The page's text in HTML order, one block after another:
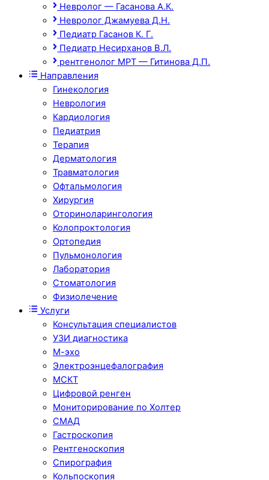
Невролог — Гасанова А.К.
Невролог Джамуева Д.Н.
Педиатр Гасанов К. Г.
Педиатр Несирханов В.Л.
рентгенолог МРТ — Гитинова Д.П.
Направления
Гинекология
Неврология
Кардиология
Педиатрия
Терапия
Дерматология
Травматология
Офтальмология
Хирургия
Оториноларингология
Колопроктология
Ортопедия
Пульмонология
Лаборатория
Стоматология
Физиолечение
Услуги
Консультация специалистов
УЗИ диагностика
М-эхо
Электроэнцефалография
МСКТ
Цифровой ренген
Мониторирование по Холтер
СМАД
Гастроскопия
Рентгеноскопия
Спирография
Кольпоскопия